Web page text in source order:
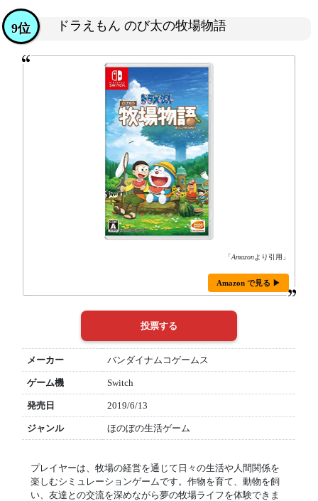
ドラえもん のび太の牧場物語
9位
「Amazonより引用」
Amazon で見る ▶
メーカー バンダイナムコゲームス
ゲーム機 Switch
発売日 2019/6/13
ジャンル ほのぼの生活ゲーム
プレイヤーは、牧場の経営を通じて日々の生活や人間関係を
楽しむシミュレーションゲームです。作物を育て、動物を飼
い、友達との交流を深めながら夢の牧場ライフを体験できま